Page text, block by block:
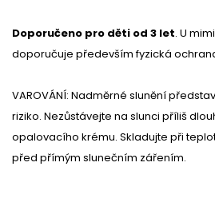
Doporučeno pro děti od 3 let. U
doporučuje především fyzická
VAROVÁNÍ: Nadměrné slunění
riziko. Nezůstávejte na slunci příliš
opalovacího krému. Skladujte při
před přímým slunečním zářením.